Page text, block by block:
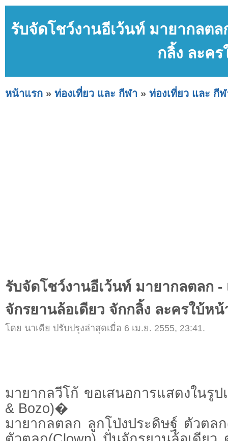
รับจัดโชว์งานอีเว้นท์ มายากลต
กลิ้ง ละค
หน้าแรก » ท่องเที่ยว และ กีฬา » ท่องเที่ยว และ กี
รับจัดโชว์งานอีเว้นท์ มายากลตลก -
จักรยานล้อเดียว จักกลิ้ง ละครใบ้ห
โดย นาเดีย ปรับปรุงล่าสุดเมื่อ 6 เม.ย. 2555, 23:41.
มายากลวีโก้ ขอเสนอการแสดงในรู
& Bozo)�
มายากลตลก ลูกโป่งประดิษฐ์ ตัวตล